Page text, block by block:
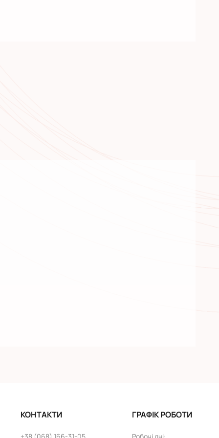
КОНТАКТИ ГРАФІК РОБОТИ